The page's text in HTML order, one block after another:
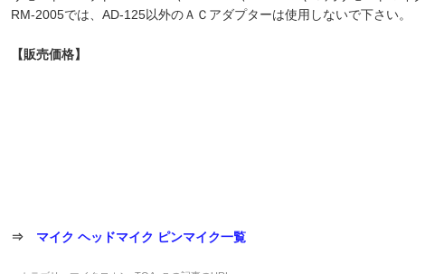
RM-2005では、AD-125以外のＡＣアダプターは使用しないで下さい。
【販売価格】
⇒ マイク ヘッドマイク ピンマイク一覧